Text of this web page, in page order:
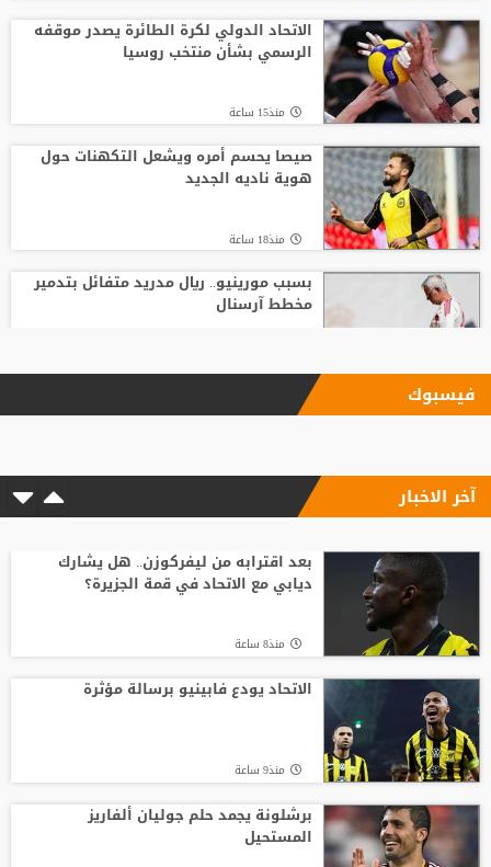
الاتحاد الدولي لكرة الطائرة يصدر موقفه
الرسمي بشأن منتخب روسيا
منذ15 ساعة
صيصا يحسم أمره ويشعل التكهنات حول
هوية ناديه الجديد
منذ18 ساعة
بسبب مورينيو.. ريال مدريد متفائل بتدمير
مخطط آرسنال
الاتحاد يودع فابينيو برسالة مؤثرة
رابطة وطنية يعارض ترشيح القطري الخليفي
الفيفا يصرف مكافآت الأردن والأمير علي
يؤكد مجددا عدم دعمه لإنفانتينو
بعمر 16 عاما.. لاعب يدخل تاريخ سبارتاك
موسكو برقم قياسي جديد
فيسبوك
آخر الاخبار
بعد اقترابه من ليفركوزن.. هل يشارك
ديابي مع الاتحاد في قمة الجزيرة؟
منذ8 ساعة
الاتحاد يودع فابينيو برسالة مؤثرة
منذ9 ساعة
برشلونة يجمد حلم جوليان ألفاريز
المستحيل